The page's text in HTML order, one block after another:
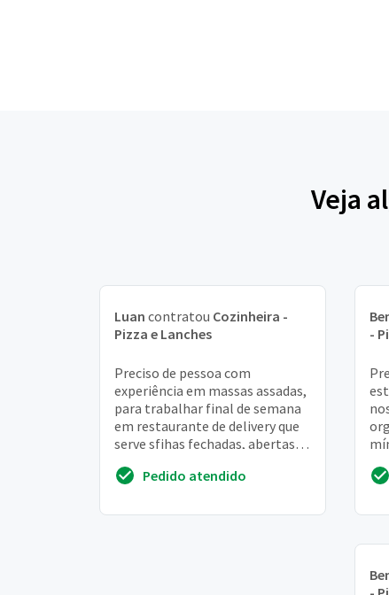
Veja
Luan contratou Cozinheira -
Pizza e Lanches
Preciso de pessoa com
experiência em massas assadas,
para trabalhar final de semana
em restaurante de delivery que
serve sfihas fechadas, abertas,
Pedido atendido
-